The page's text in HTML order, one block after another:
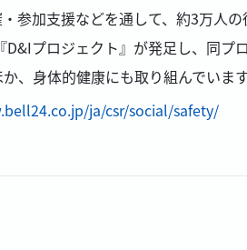
参加支援などを通して、約3万人
プロジェクト』が発足し、同
、身体的健康にも取り組んでいます
ja/csr/social/safety/